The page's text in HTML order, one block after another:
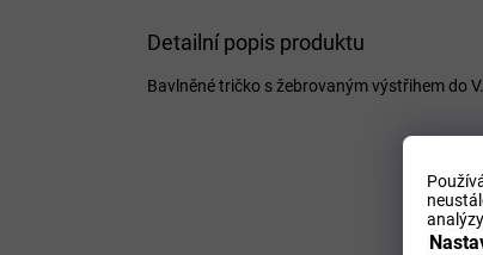
Detailní popis produktu
Bavlněné tričko s žebrovaným výstřihem do